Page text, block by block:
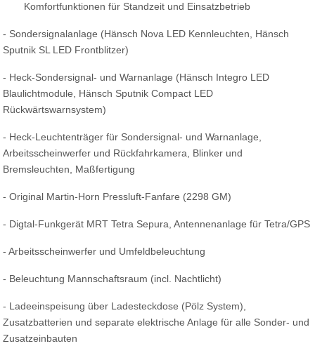
Komfortfunktionen für Standzeit und Einsatzbetrieb
- Sondersignalanlage (Hänsch Nova LED Kennleuchten, Hänsch
Sputnik SL LED Frontblitzer)
- Heck-Sondersignal- und Warnanlage (Hänsch Integro LED
Blaulichtmodule, Hänsch Sputnik Compact LED
Rückwärtswarnsystem)
- Heck-Leuchtenträger für Sondersignal- und Warnanlage,
Arbeitsscheinwerfer und Rückfahrkamera, Blinker und
Bremsleuchten, Maßfertigung
- Original Martin-Horn Pressluft-Fanfare (2298 GM)
- Digtal-Funkgerät MRT Tetra Sepura, Antennenanlage für Tetra/GPS
- Arbeitsscheinwerfer und Umfeldbeleuchtung
- Beleuchtung Mannschaftsraum (incl. Nachtlicht)
- Ladeeinspeisung über Ladesteckdose (Pölz System),
Zusatzbatterien und separate elektrische Anlage für alle Sonder- und
Zusatzeinbauten